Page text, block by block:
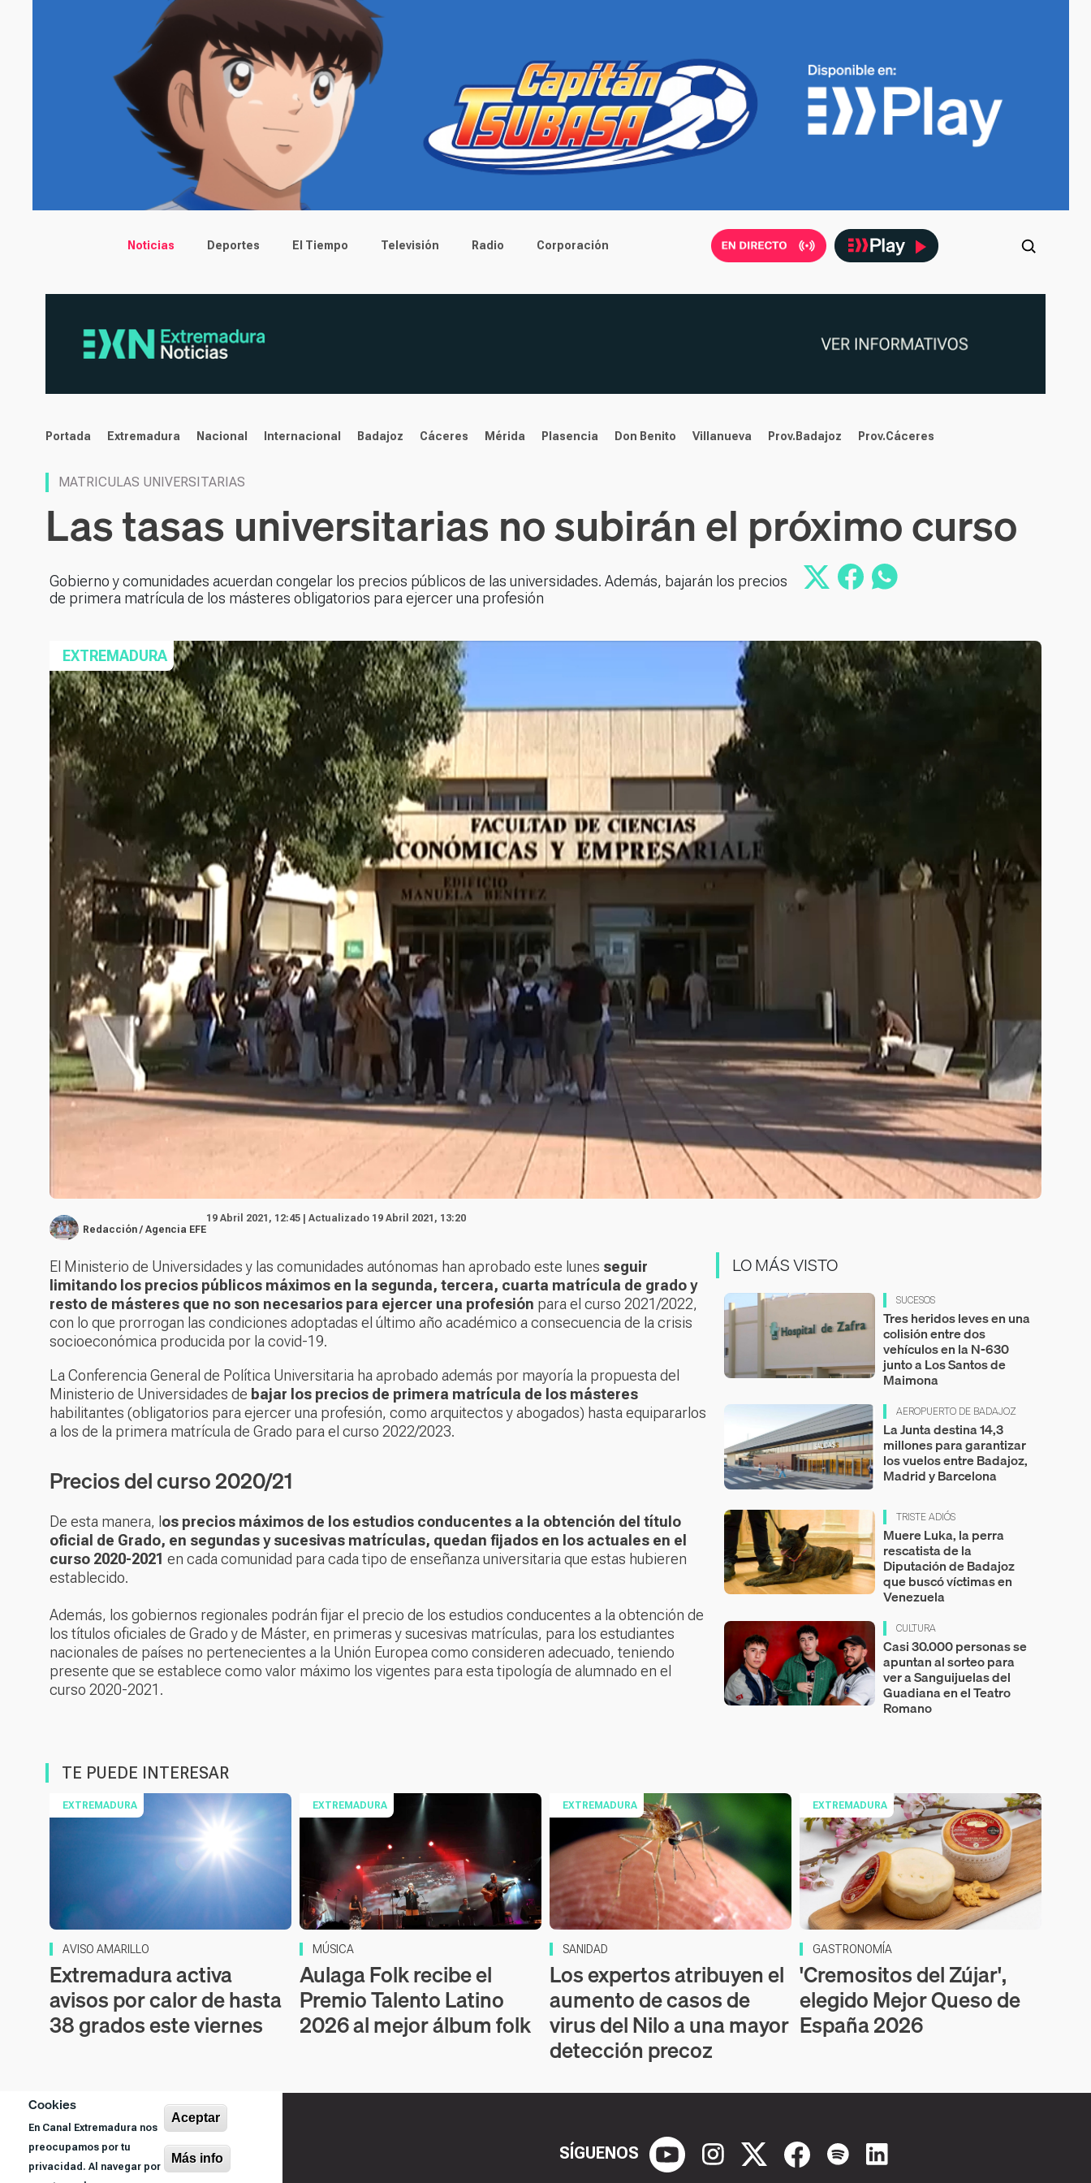
Cookies
En Canal Extremadura nos
preocupamos por tu
privacidad. Al navegar por
Aceptar
Más info
Main menu
Noticias Deportes El Tiempo Televisión Radio Corporación
noticias
Portada Extremadura Nacional Internacional Badajoz Cáceres Mérida Plasencia Don Benito Villanueva Prov.Badajoz Prov.Cáceres
MATRICULAS UNIVERSITARIAS
Las tasas universitarias no subirán el próximo curso
Gobierno y comunidades acuerdan congelar los precios públicos de las universidades. Además, bajarán los precios
de primera matrícula de los másteres obligatorios para ejercer una profesión
EXTREMADURA
Redacción / Agencia EFE
19 Abril 2021, 12:45 | Actualizado 19 Abril 2021, 13:20
El Ministerio de Universidades y las comunidades autónomas han aprobado este lunes seguir
limitando los precios públicos máximos en la segunda, tercera, cuarta matrícula de grado y
resto de másteres que no son necesarios para ejercer una profesión para el curso 2021/2022,
con lo que prorrogan las condiciones adoptadas el último año académico a consecuencia de la crisis
socioeconómica producida por la covid-19.
La Conferencia General de Política Universitaria ha aprobado además por mayoría la propuesta del
Ministerio de Universidades de bajar los precios de primera matrícula de los másteres
habilitantes (obligatorios para ejercer una profesión, como arquitectos y abogados) hasta equipararlos
a los de la primera matrícula de Grado para el curso 2022/2023.
Precios del curso 2020/21
De esta manera, l os precios máximos de los estudios conducentes a la obtención del título
oficial de Grado, en segundas y sucesivas matrículas, quedan fijados en los actuales en el
curso 2020-2021 en cada comunidad para cada tipo de enseñanza universitaria que estas hubieren
establecido.
Además, los gobiernos regionales podrán fijar el precio de los estudios conducentes a la obtención de
los títulos oficiales de Grado y de Máster, en primeras y sucesivas matrículas, para los estudiantes
nacionales de países no pertenecientes a la Unión Europea como consideren adecuado, teniendo
presente que se establece como valor máximo los vigentes para esta tipología de alumnado en el
curso 2020-2021.
LO MÁS VISTO
SUCESOS
Tres heridos leves en una
colisión entre dos
vehículos en la N-630
junto a Los Santos de
Maimona
AEROPUERTO DE BADAJOZ
La Junta destina 14,3
millones para garantizar
los vuelos entre Badajoz,
Madrid y Barcelona
TRISTE ADIÓS
Muere Luka, la perra
rescatista de la
Diputación de Badajoz
que buscó víctimas en
Venezuela
CULTURA
Casi 30.000 personas se
apuntan al sorteo para
ver a Sanguijuelas del
Guadiana en el Teatro
Romano
TE PUEDE INTERESAR
EXTREMADURA
AVISO AMARILLO
Extremadura activa
avisos por calor de hasta
38 grados este viernes
EXTREMADURA
MÚSICA
Aulaga Folk recibe el
Premio Talento Latino
2026 al mejor álbum folk
EXTREMADURA
SANIDAD
Los expertos atribuyen el
aumento de casos de
virus del Nilo a una mayor
detección precoz
EXTREMADURA
GASTRONOMÍA
'Cremositos del Zújar',
elegido Mejor Queso de
España 2026
SÍGUENOS